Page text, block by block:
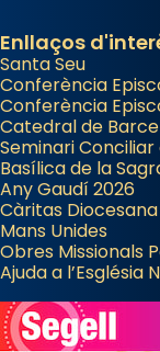
Enllaços
Santa Seu
Conferència
Conferència
Catedral de
Seminari
Basílica de la
Any Gaudí 2026
Càritas
Mans Unides
Obres Missionals
Ajuda a l’Església